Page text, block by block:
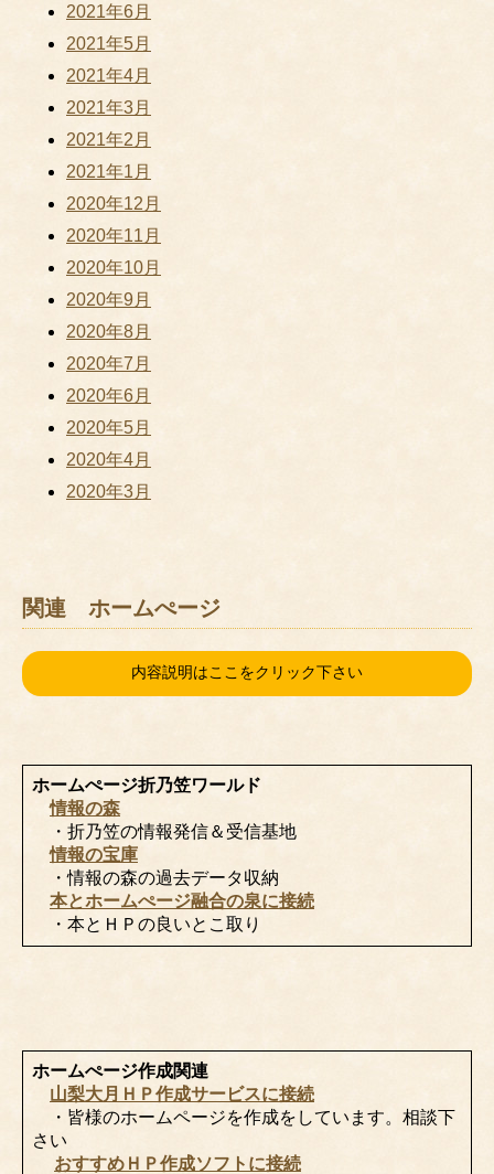
2021年6月
2021年5月
2021年4月
2021年3月
2021年2月
2021年1月
2020年12月
2020年11月
2020年10月
2020年9月
2020年8月
2020年7月
2020年6月
2020年5月
2020年4月
2020年3月
関連 ホームぺージ
内容説明はここをクリック下さい
ホームぺージ折乃笠ワールド
情報の森
・折乃笠の情報発信＆受信基地
情報の宝庫
・情報の森の過去データ収納
本とホームぺージ融合の泉に接続
・本とＨＰの良いとこ取り
ホームぺージ作成関連
山梨大月ＨＰ作成サービスに接続
・皆様のホームページを作成をしています。相談下
さい
おすすめＨＰ作成ソフトに接続